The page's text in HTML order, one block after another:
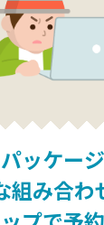
ッケー
組み合わ